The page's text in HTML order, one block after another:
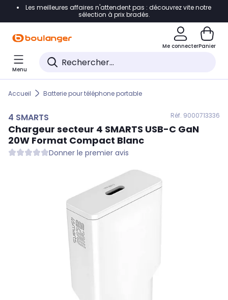
Accéder directement à la navigation
Accéder directement au pied de page
Accéder directement au chatbot
Les meilleures affaires n'attendent pas : découvrez vite notre
sélection à prix bradés.
Me connecterPanier
Menu
Accueil Batterie pour téléphone portable
4 SMARTS Réf. 9000713336
Chargeur secteur 4 SMARTS USB-C GaN
20W Format Compact Blanc
Donner le premier avis